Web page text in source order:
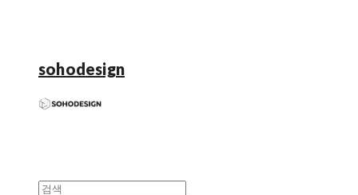
sohodesign